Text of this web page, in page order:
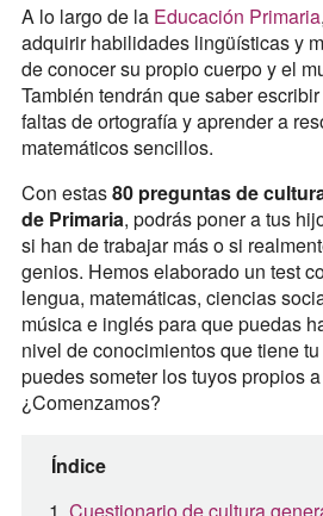
A lo largo de la Educación Primaria
adquirir habilidades lingüísticas y
de conocer su propio cuerpo y el
También tendrán que saber
faltas de ortografía y aprender a
matemáticos sencillos.
Con estas80 preguntas de
de Primaria, podrás poner a tus
si han de trabajar más o si
genios. Hemos elaborado un test
lengua, matemáticas, ciencias
música e inglés para que puedas
nivel de conocimientos que tiene
puedes someter los tuyos propios
¿Comenzamos?
Índice
Cuestionario de cultura